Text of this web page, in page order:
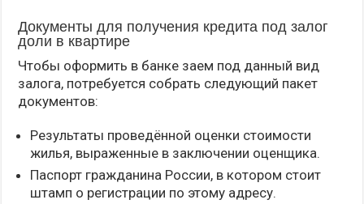
Документы для получения кредита под залог
доли в квартире
Чтобы оформить в банке заем под данный вид
залога, потребуется собрать следующий пакет
документов:
Результаты проведённой оценки стоимости
жилья, выраженные в заключении оценщика.
Паспорт гражданина России, в котором стоит
штамп о регистрации по этому адресу.